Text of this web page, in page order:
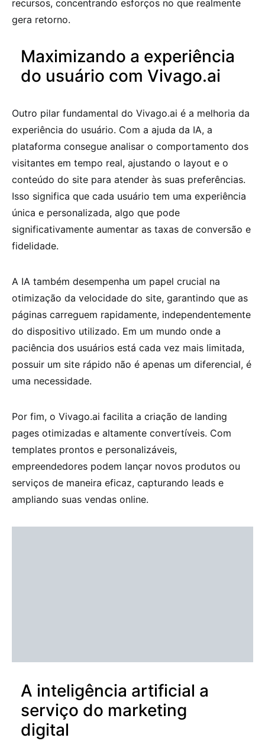
recursos, concentrando esforços no que realmente
gera retorno.
Maximizando a experiência
do usuário com Vivago.ai
Outro pilar fundamental do Vivago.ai é a melhoria da
experiência do usuário. Com a ajuda da IA, a
plataforma consegue analisar o comportamento dos
visitantes em tempo real, ajustando o layout e o
conteúdo do site para atender às suas preferências.
Isso significa que cada usuário tem uma experiência
única e personalizada, algo que pode
significativamente aumentar as taxas de conversão e
fidelidade.
A IA também desempenha um papel crucial na
otimização da velocidade do site, garantindo que as
páginas carreguem rapidamente, independentemente
do dispositivo utilizado. Em um mundo onde a
paciência dos usuários está cada vez mais limitada,
possuir um site rápido não é apenas um diferencial, é
uma necessidade.
Por fim, o Vivago.ai facilita a criação de landing
pages otimizadas e altamente convertíveis. Com
templates prontos e personalizáveis,
empreendedores podem lançar novos produtos ou
serviços de maneira eficaz, capturando leads e
ampliando suas vendas online.
A inteligência artificial a
serviço do marketing
digital